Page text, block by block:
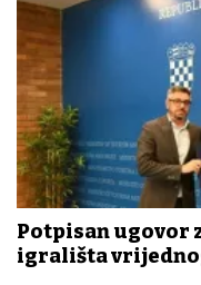
Potpisan ugovor
igrališta